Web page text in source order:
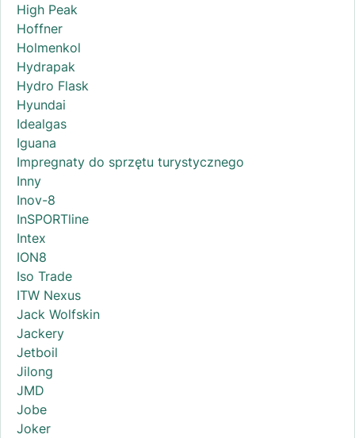
High Peak
Hoffner
Holmenkol
Hydrapak
Hydro Flask
Hyundai
Idealgas
Iguana
Impregnaty do sprzętu turystycznego
Inny
Inov-8
InSPORTline
Intex
ION8
Iso Trade
ITW Nexus
Jack Wolfskin
Jackery
Jetboil
Jilong
JMD
Jobe
Joker